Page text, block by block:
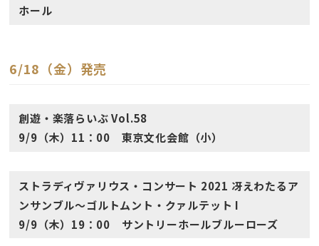
ホール
6/18（金）発売
創遊・楽落らいぶ Vol.58
9/9（木）11：00 東京文化会館（小）
ストラディヴァリウス・コンサート 2021 冴えわたるア
ンサンブル〜ゴルトムント・クァルテット I
9/9（木）19：00 サントリーホールブルーローズ